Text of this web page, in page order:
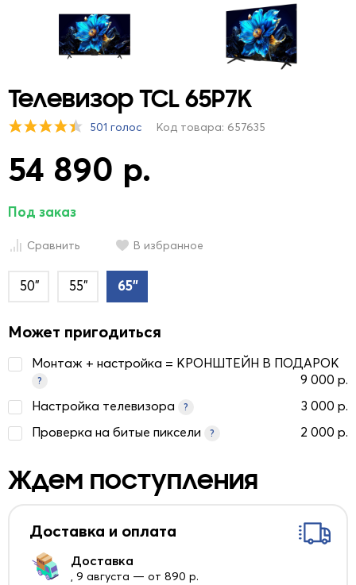
Телевизор TCL 65P7K
501 голос Код товара: 657635
54 890 р.
Под заказ
Сравнить В избранное
50" 55" 65"
Может пригодиться
Монтаж + настройка = КРОНШТЕЙН В ПОДАРОК
?
9 000 р.
Настройка телевизора
?
3 000 р.
Проверка на битые пиксели
? 2 000 р.
Ждем поступления
Доставка и оплата
Доставка
, 9 августа — от 890 р.